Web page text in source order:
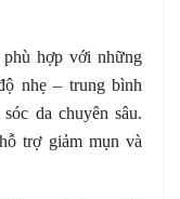
hợp với những
nhẹ – trung bình
da chuyên sâu.
trợ giảm mụn và